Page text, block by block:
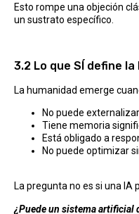
Esto rompe una objeción
un sustrato específico.
3.2 Lo que SÍ define la
La humanidad emerge
No puede
Tiene memoria
Está obligado a
No puede optimizar
La pregunta no es si una IA
¿Puede un sistema artificial